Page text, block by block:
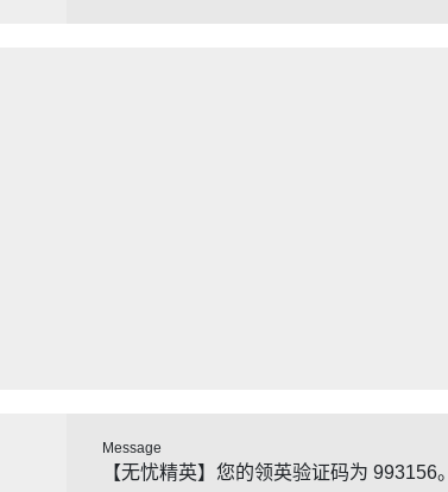
Message
【无忧精英】您的领英验证码为 993156。